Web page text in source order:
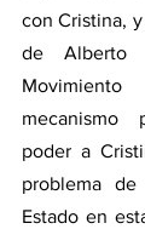
con Cristina,
de Alberto
mecanismo
poder a
problema
Estado en